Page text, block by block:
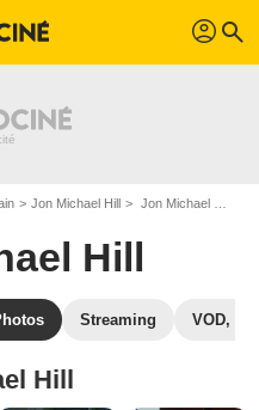
profil search
Jon Michael Hill Jon Michael Hill : Photos de ses films et séries
Hill
Streaming VOD,
Hill